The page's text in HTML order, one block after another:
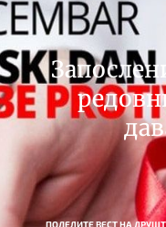
ПОДЕЛИТЕ ВЕСТ НА